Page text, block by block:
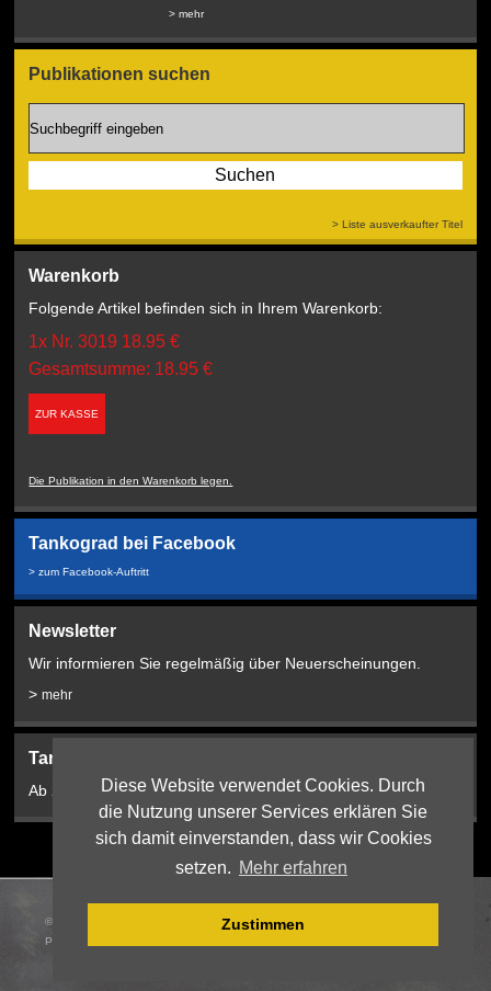
Diese Website verwendet Cookies. Durch
die Nutzung unserer Services erklären Sie
sich damit einverstanden, dass wir Cookies
setzen. Mehr erfahren
Zustimmen
> mehr
Publikationen suchen
> Liste ausverkaufter Titel
Warenkorb
Folgende Artikel befinden sich in Ihrem Warenkorb:
1x Nr. 3019 18.95 €
Gesamtsumme: 18.95 €
ZUR KASSE
Die Publikation in den Warenkorb legen.
Tankograd bei Facebook
> zum Facebook-Auftritt
Newsletter
Wir informieren Sie regelmäßig über Neuerscheinungen.
>mehr
Tankograd Bookshop:
Ab 2024 hier!
© 2026 Tankograd Publishing Jochen Vollert |Webdesign
PIXEL:PLANTAGE, Erlangen